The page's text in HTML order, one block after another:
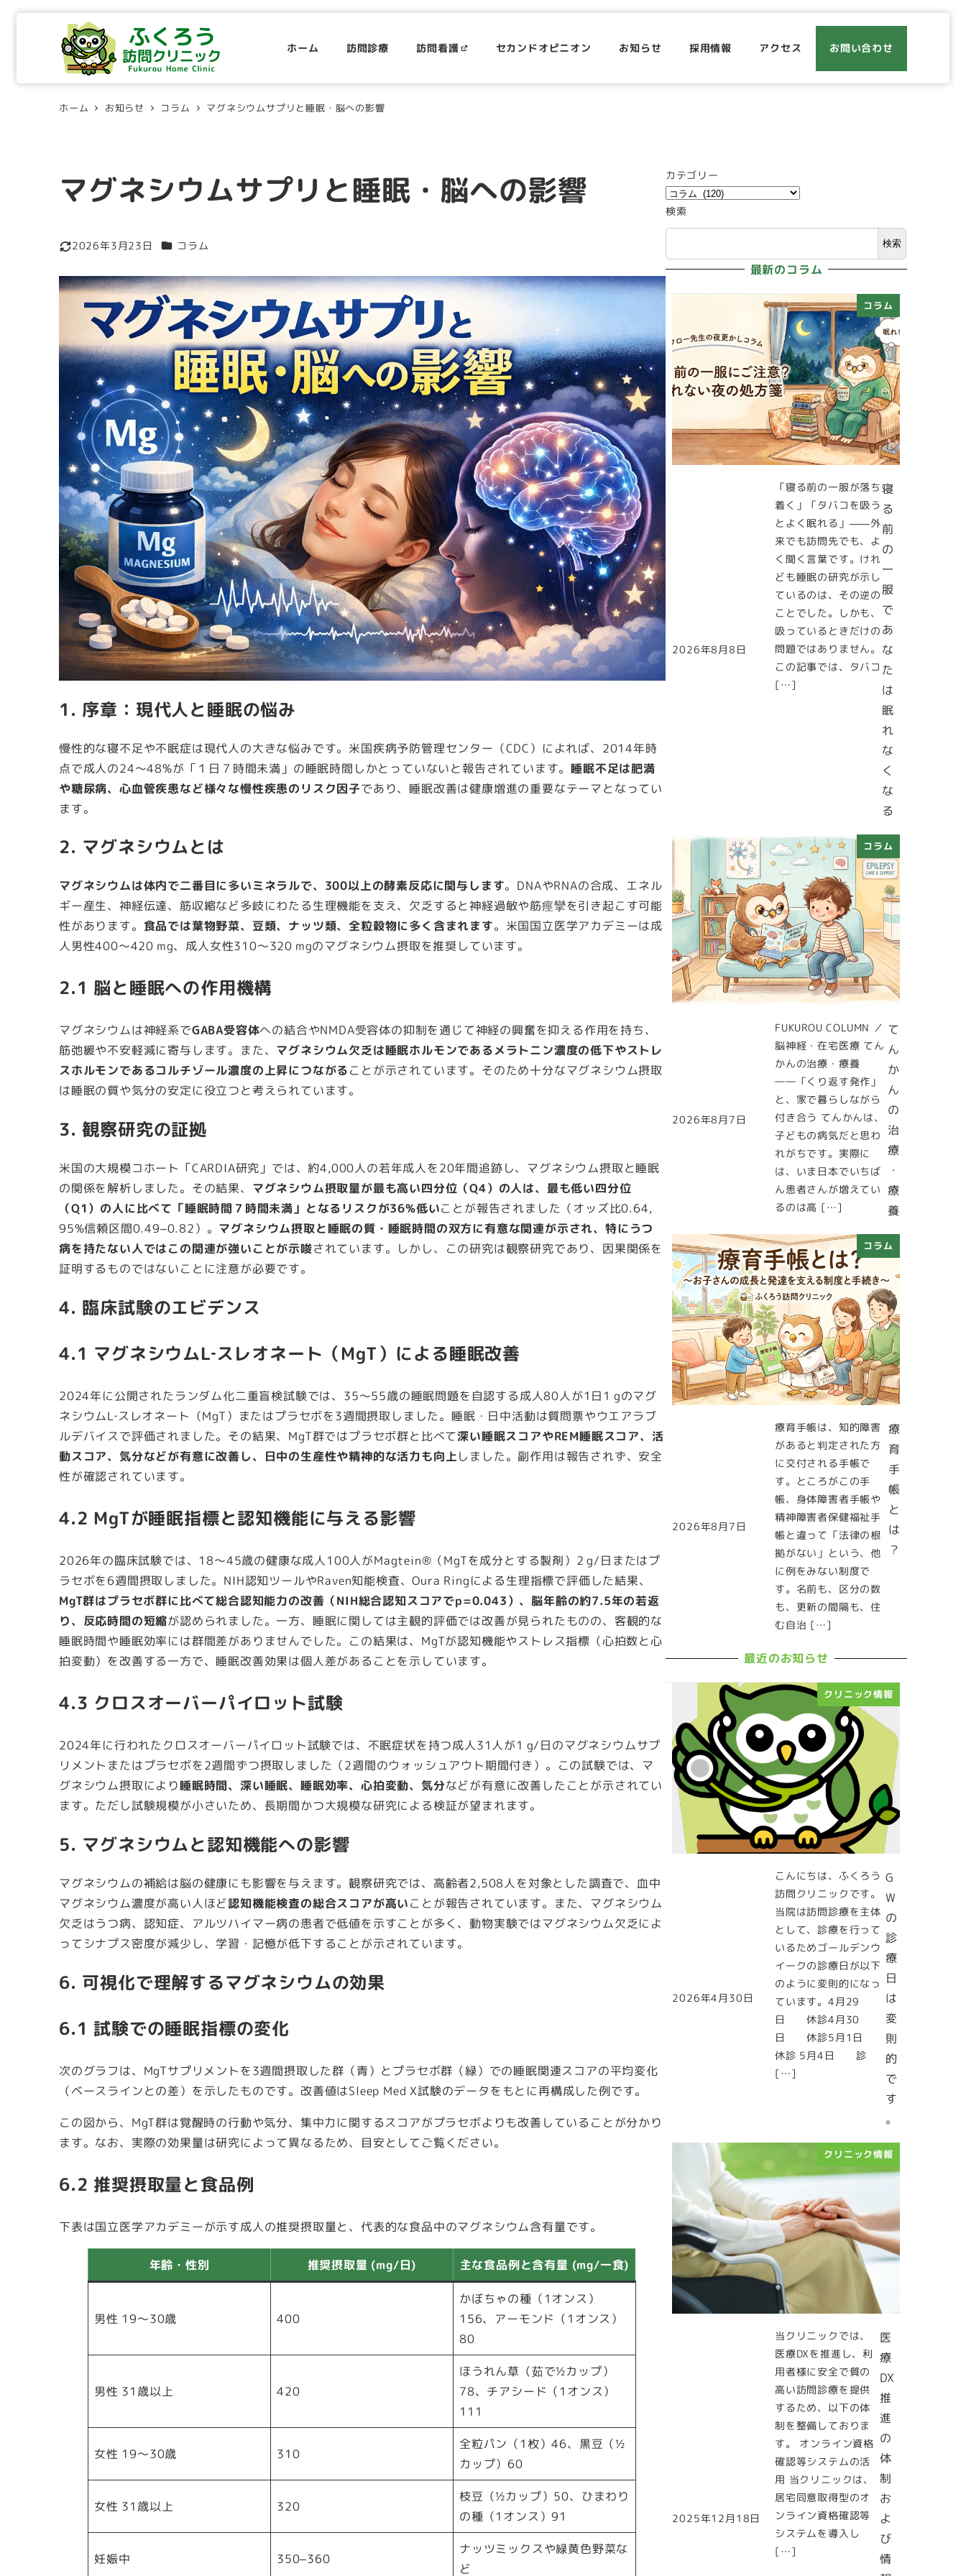
ホーム 訪問診療 訪問看護 セカンドオピニオン お知らせ 採用情報 アクセス お問い合わせ
ホーム お知らせ コラム マグネシウムサプリと睡眠・脳への影響
マグネシウムサプリと睡眠・脳への影響
更新日
2026年3月23日 カテゴリー
コラム
1. 序章：現代人と睡眠の悩み
慢性的な寝不足や不眠症は現代人の大きな悩みです。米国疾病予防管理センター（CDC）によれば、2014年時
点で成人の24～48%が「１日７時間未満」の睡眠時間しかとっていないと報告されています。睡眠不足は肥満
や糖尿病、心血管疾患など様々な慢性疾患のリスク因子であり、睡眠改善は健康増進の重要なテーマとなってい
ます。
2. マグネシウムとは
マグネシウムは体内で二番目に多いミネラルで、300以上の酵素反応に関与します。DNAやRNAの合成、エネル
ギー産生、神経伝達、筋収縮など多岐にわたる生理機能を支え、欠乏すると神経過敏や筋痙攣を引き起こす可能
性があります。 食品では葉物野菜、豆類、ナッツ類、全粒穀物に多く含まれます。米国国立医学アカデミーは成
人男性400～420 mg、成人女性310～320 mgのマグネシウム摂取を推奨しています。
2.1 脳と睡眠への作用機構
マグネシウムは神経系でGABA受容体への結合やNMDA受容体の抑制を通じて神経の興奮を抑える作用を持ち、
筋弛緩や不安軽減に寄与します。また、 マグネシウム欠乏は睡眠ホルモンであるメラトニン濃度の低下やストレ
スホルモンであるコルチゾール濃度の上昇につながることが示されています。そのため十分なマグネシウム摂取
は睡眠の質や気分の安定に役立つと考えられています。
3. 観察研究の証拠
米国の大規模コホート「CARDIA研究」では、約4,000人の若年成人を20年間追跡し、マグネシウム摂取と睡眠
の関係を解析しました。その結果、 マグネシウム摂取量が最も高い四分位（Q4）の人は、最も低い四分位
（Q1）の人に比べて「睡眠時間７時間未満」となるリスクが36%低いことが報告されました（オッズ比0.64,
95%信頼区間0.49–0.82）。 マグネシウム摂取と睡眠の質・睡眠時間の双方に有意な関連が示され、特にうつ
病を持たない人ではこの関連が強いことが示唆されています。しかし、この研究は観察研究であり、因果関係を
証明するものではないことに注意が必要です。
4. 臨床試験のエビデンス
4.1 マグネシウムL‑スレオネート（MgT）による睡眠改善
2024年に公開されたランダム化二重盲検試験では、35～55歳の睡眠問題を自認する成人80人が1日1 gのマグ
ネシウムL‑スレオネート（MgT）またはプラセボを3週間摂取しました。睡眠・日中活動は質問票やウエアラブ
ルデバイスで評価されました。その結果、MgT群ではプラセボ群と比べて深い睡眠スコアやREM睡眠スコア、活
動スコア、気分などが有意に改善し、日中の生産性や精神的な活力も向上しました。副作用は報告されず、安全
性が確認されています。
4.2 MgTが睡眠指標と認知機能に与える影響
2026年の臨床試験では、18～45歳の健康な成人100人がMagtein®（MgTを成分とする製剤）2 g/日またはプ
ラセボを6週間摂取しました。NIH認知ツールやRaven知能検査、Oura Ringによる生理指標で評価した結果、
MgT群はプラセボ群に比べて総合認知能力の改善（NIH総合認知スコアでp=0.043）、脳年齢の約7.5年の若返
り、反応時間の短縮が認められました。一方、睡眠に関しては主観的評価では改善が見られたものの、客観的な
睡眠時間や睡眠効率には群間差がありませんでした。この結果は、MgTが認知機能やストレス指標（心拍数と心
拍変動）を改善する一方で、睡眠改善効果は個人差があることを示しています。
4.3 クロスオーバーパイロット試験
2024年に行われたクロスオーバーパイロット試験では、不眠症状を持つ成人31人が1 g/日のマグネシウムサプ
リメントまたはプラセボを2週間ずつ摂取しました（2週間のウォッシュアウト期間付き）。この試験では、マ
グネシウム摂取により睡眠時間、深い睡眠、睡眠効率、心拍変動、気分などが有意に改善したことが示されてい
ます。ただし試験規模が小さいため、長期間かつ大規模な研究による検証が望まれます。
5. マグネシウムと認知機能への影響
マグネシウムの補給は脳の健康にも影響を与えます。観察研究では、高齢者2,508人を対象とした調査で、血中
マグネシウム濃度が高い人ほど認知機能検査の総合スコアが高いことが報告されています。また、マグネシウム
欠乏はうつ病、認知症、アルツハイマー病の患者で低値を示すことが多く、動物実験ではマグネシウム欠乏によ
ってシナプス密度が減少し、学習・記憶が低下することが示されています。
6. 可視化で理解するマグネシウムの効果
6.1 試験での睡眠指標の変化
次のグラフは、MgTサプリメントを3週間摂取した群（青）とプラセボ群（緑）での睡眠関連スコアの平均変化
（ベースラインとの差）を示したものです。改善値はSleep Med X試験のデータをもとに再構成した例です。
この図から、MgT群は覚醒時の行動や気分、集中力に関するスコアがプラセボよりも改善していることが分かり
ます。なお、実際の効果量は研究によって異なるため、目安としてご覧ください。
6.2 推奨摂取量と食品例
下表は国立医学アカデミーが示す成人の推奨摂取量と、代表的な食品中のマグネシウム含有量です。
年齢・性別 推奨摂取量 (mg/日) 主な食品例と含有量 (mg/一食)
男性 19～30歳 400
かぼちゃの種（1オンス）
156、アーモンド（1オンス）
80
男性 31歳以上 420
ほうれん草（茹で½カップ）
78、チアシード（1オンス）
111
女性 19～30歳 310
全粒パン（1枚）46、黒豆（½
カップ）60
女性 31歳以上 320
枝豆（½カップ）50、ひまわり
の種（1オンス）91
妊娠中 350–360
ナッツミックスや緑黄色野菜な
ど
カテゴリー
検索
検索
最新のコラム
コラム
寝
る
前
の
一
服
で
あ
な
た
は
眠
れ
な
く
な
る
「寝る前の一服が落ち
着く」「タバコを吸う
とよく眠れる」——外
来でも訪問先でも、よ
く聞く言葉です。けれ
ども睡眠の研究が示し
ているのは、その逆の
ことでした。しかも、
吸っているときだけの
問題ではありません。
この記事では、タバコ
[…]
投稿日
2026年8月8日
コラム
て
ん
か
ん
の
治
療
・
療
養
FUKUROU COLUMN ／
脳神経・在宅医療 てん
かんの治療・療養
――「くり返す発作」
と、家で暮らしながら
付き合う てんかんは、
子どもの病気だと思わ
れがちです。実際に
は、いま日本でいちば
ん患者さんが増えてい
るのは高 […]
投稿日
2026年8月7日
コラム
療
育
手
帳
と
は
？
療育手帳は、知的障害
があると判定された方
に交付される手帳で
す。ところがこの手
帳、身体障害者手帳や
精神障害者保健福祉手
帳と違って「法律の根
拠がない」という、他
に例をみない制度で
す。名前も、区分の数
も、更新の間隔も、住
む自治 […]
投稿日
2026年8月7日
最近のお知らせ
クリニック情報
G
W
の
診
療
日
は
変
則
的
で
す
。
こんにちは、ふくろう
訪問クリニックです。
当院は訪問診療を主体
として、診療を行って
いるためゴールデンウ
イークの診療日が以下
のように変則的になっ
ています。4月29
日 休診4月30
日 休診5月1日
休診 5月4日 診
[…]
投稿日
2026年4月30日
クリニック情報
医
療
DX
推
進
の
体
制
お
よ
び
情
当クリニックでは、
医療DXを推進し、利
用者様に安全で質の
高い訪問診療を提供
するため、以下の体
制を整備しておりま
す。 オンライン資格
確認等システムの活
用 当クリニックは、
居宅同意取得型のオ
ンライン資格確認等
システムを導入し
[…]
投稿日
2025年12月18日